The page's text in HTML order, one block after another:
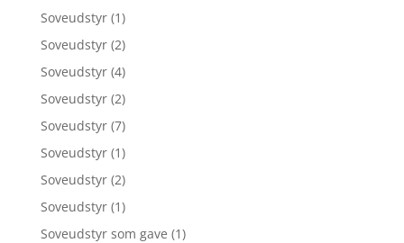
Soveudstyr (1)
Soveudstyr (2)
Soveudstyr (4)
Soveudstyr (2)
Soveudstyr (7)
Soveudstyr (1)
Soveudstyr (2)
Soveudstyr (1)
Soveudstyr som gave (1)